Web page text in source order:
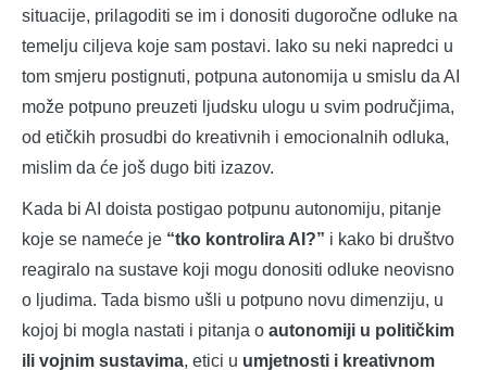
situacije, prilagoditi se im i donositi dugoročne odluke na
temelju ciljeva koje sam postavi. Iako su neki napredci u
tom smjeru postignuti, potpuna autonomija u smislu da AI
može potpuno preuzeti ljudsku ulogu u svim područjima,
od etičkih prosudbi do kreativnih i emocionalnih odluka,
mislim da će još dugo biti izazov.
Kada bi AI doista postigao potpunu autonomiju, pitanje
koje se nameće je “tko kontrolira AI?” i kako bi društvo
reagiralo na sustave koji mogu donositi odluke neovisno
o ljudima. Tada bismo ušli u potpuno novu dimenziju, u
kojoj bi mogla nastati i pitanja o autonomiji u političkim
ili vojnim sustavima, etici u umjetnosti i kreativnom